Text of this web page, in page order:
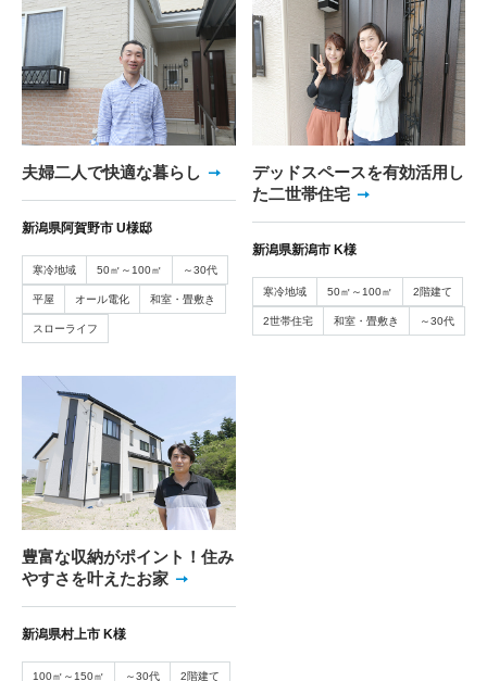
夫婦二人で快適な暮らし
新潟県阿賀野市 U様邸
寒冷地域 50㎡～100㎡ ～30代
平屋 オール電化 和室・畳敷き
スローライフ
デッドスペースを有効活用し
た二世帯住宅
新潟県新潟市 K様
寒冷地域 50㎡～100㎡ 2階建て
2世帯住宅 和室・畳敷き ～30代
豊富な収納がポイント！住み
やすさを叶えたお家
新潟県村上市 K様
100㎡～150㎡ ～30代 2階建て